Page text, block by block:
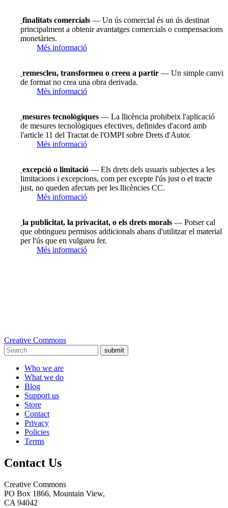
finalitats comercials — Un ús comercial és un ús destinat
principalment a obtenir avantatges comercials o compensacions
monetàries.
Més informació
remescleu, transformeu o creeu a partir — Un simple canvi
de format no crea una obra derivada.
Més informació
mesures tecnològiques — La llicència prohibeix l'aplicació
de mesures tecnològiques efectives, definides d'acord amb
l'article 11 del Tractat de l'OMPI sobre Drets d'Autor.
Més informació
excepció o limitació — Els drets dels usuaris subjectes a les
limitacions i excepcions, com per excepte l'ús just o el tracte
just, no queden afectats per les llicències CC.
Més informació
la publicitat, la privacitat, o els drets morals — Potser cal
que obtingueu permisos addicionals abans d'utilitzar el material
per l'ús que en vulgueu fer.
Més informació
Creative Commons
submit
Who we are
What we do
Blog
Support us
Store
Contact
Privacy
Policies
Terms
Contact Us
Creative Commons
PO Box 1866, Mountain View,
CA 94042